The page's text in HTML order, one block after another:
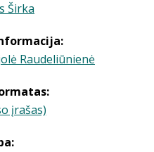
Širka
Raudeliūnienė
įrašas)